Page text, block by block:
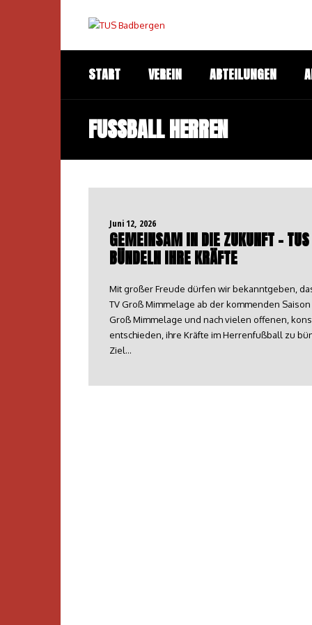
START VEREIN ABTEILUNGEN
FUSSBALL HERREN
Juni 12, 2026
GEMEINSAM IN DIE ZUKUNFT –
ÜNDELN IHRE KRÄFTE
Mit großer Freude dürfen wir bekanntgeben,
TV Groß Mimmelage ab der kommenden
Groß Mimmelage und nach vielen offenen,
entschieden, ihre Kräfte im Herrenfußball zu
Ziel…